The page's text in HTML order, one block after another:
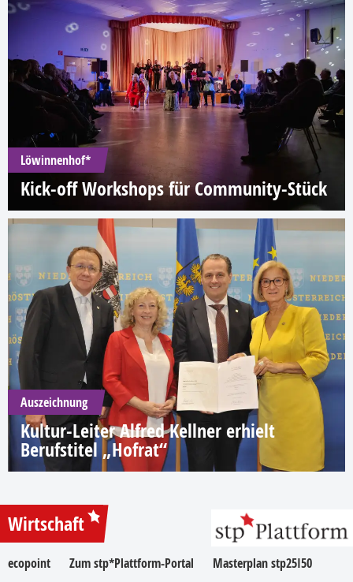
Löwinnenhof*
Kick-off Workshops für Community-Stück
Auszeichnung
Kultur-Leiter Alfred Kellner erhielt
Berufstitel „Hofrat“
Wirtschaft
ecopoint Zum stp*Plattform-Portal Masterplan stp25I50